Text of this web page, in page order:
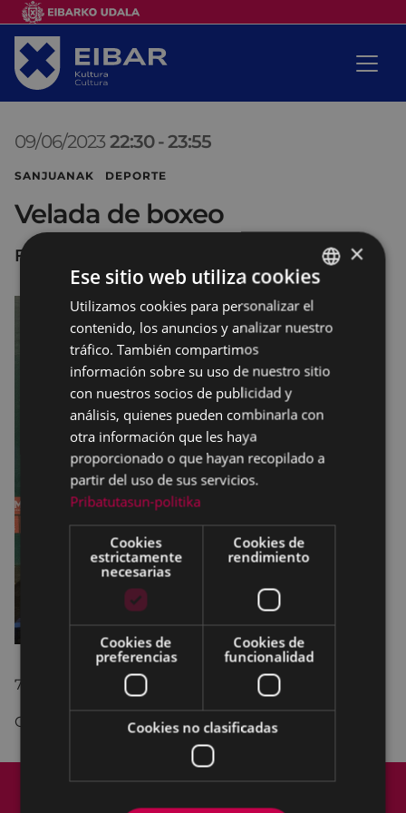
09/06/2023 22:30 -23:55
SANJUANAK DEPORTE
Velada de boxeo
Front&#243;n ASTELENA
7 combates amateur.
Organiza: Gimansio Ttatt SL.
BASQUE
SPANISH
×
Ese sitio web utiliza cookies
Utilizamos cookies para personalizar el
contenido, los anuncios y analizar nuestro
tráfico. También compartimos
información sobre su uso de nuestro sitio
con nuestros socios de publicidad y
análisis, quienes pueden combinarla con
otra información que les haya
proporcionado o que hayan recopilado a
partir del uso de sus servicios.
Pribatutasun-politika
Cookies
estrictamente
necesarias
Cookies de
rendimiento
Cookies de
preferencias
Cookies de
funcionalidad
Cookies no clasificadas